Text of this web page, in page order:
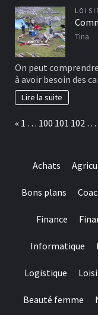
Tina
On peut
à avoir besoin des
Lire la suite
Page:
Previous
« 1 … 100 101 102 …
Achats
Bons plans
Finance
Informatique
Logistique
Beauté femme